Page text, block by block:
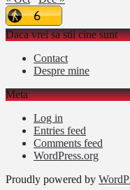
Daca vrei sa stii cine sunt
Contact
Despre mine
Meta
Log in
Entries feed
Comments feed
WordPress.org
Proudly powered by